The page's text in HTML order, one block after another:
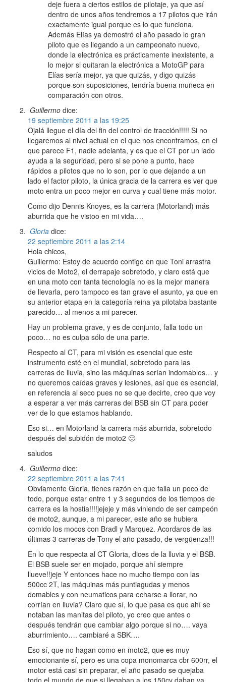
deje fuera a ciertos estilos de pilotaje, ya que así
dentro de unos años tendremos a 17 pilotos que irán
exactamente igual porque es lo que funciona.
Además Elías ya demostró el año pasado lo gran
piloto que es llegando a un campeonato nuevo,
donde la electrónica es prácticamente inexistente, a
lo mejor si quitaran la electrónica a MotoGP para
Elías sería mejor, ya que quizás, y digo quizás
porque son suposiciones, tendría buena muñeca en
comparación con otros.
Guillermo dice:
19 septiembre 2011 a las 19:25
Ojalá llegue el día del fin del control de tracción!!!!! Si no
llegaremos al nivel actual en el que nos encontramos, en el
que parece F1, nadie adelanta, y es que el CT por un lado
ayuda a la seguridad, pero si se pone a punto, hace
rápidos a pilotos que no lo son, por lo que dejando a un
lado el factor piloto, la única gracia de la carrera es ver que
moto entra un poco mejor en curva y cual tiene más motor.
Como dijo Dennis Knoyes, es la carrera (Motorland) más
aburrida que he vistoo en mi vida….
Gloria dice:
22 septiembre 2011 a las 2:14
Hola chicos,
Guillermo: Estoy de acuerdo contigo en que Toni arrastra
vicios de Moto2, el derrapaje sobretodo, y claro está que
en una moto con tanta tecnología no es la mejor manera
de llevarla, pero tampoco es tan grave el asunto, ya que en
su anterior etapa en la categoría reina ya pilotaba bastante
parecido… al menos a mi parecer.
Hay un problema grave, y es de conjunto, falla todo un
poco… no es culpa sólo de una parte.
Respecto al CT, para mi visión es esencial que este
instrumento esté en el mundial, sobretodo para las
carreras de lluvia, sino las máquinas serían indomables… y
no queremos caídas graves y lesiones, así que es esencial,
en referencia al seco pues no se que decirte, creo que voy
a esperar a ver más carreras del BSB sin CT para poder
ver de lo que estamos hablando.
Eso si… en Motorland la carrera más aburrida, sobretodo
después del subidón de moto2 🙂
saludos
Guillermo dice:
22 septiembre 2011 a las 7:41
Obviamente Gloria, tienes razón en que falla un poco de
todo, porque estar entre 1 y 3 segundos de los tiempos de
carrera es la hostia!!!!jejeje y más viniendo de ser campeón
de moto2, aunque, a mi parecer, este año se hubiera
comido los mocos con Bradl y Marquez. Acordaros de las
últimas 3 carreras de Tony el año pasado, de vergüenza!!!
En lo que respecta al CT Gloria, dices de la lluvia y el BSB.
El BSB suele ser en mojado, porque ahí siempre
llueve!!jeje Y entonces hace no mucho tiempo con las
500cc 2T, las máquinas más puntiagudas y menos
domables y con neumaticos para echarse a llorar, no
corrían en lluvia? Claro que sí, lo que pasa es que ahí se
notaban las manitas del piloto, yo creo que antes o
después tendrán que cambiar algo porque si no…. vaya
aburrimiento…. cambiaré a SBK….
Eso sí, que no hagan como en moto2, que es muy
emocionante sí, pero es una copa monomarca cbr 600rr, el
motor está casi sin preparar, el año pasado se quejaba
todo el mundo de que si llegaban a los 150cv daban ya